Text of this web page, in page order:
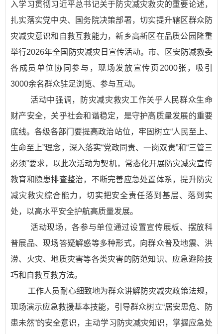
入学习贯彻习近平总书记关于防灾减灾救灾的重要论述，
扎实落实党中央、国务院决策部署，切实提升辖区群众防
灾减灾意识和自救互救能力，新乡高新区在品质公园隆重
举行2026年全国防灾减灾日宣传活动。市、区安防减救委
各成员单位协同参与，现场发放宣传页2000张，吸引
3000余名群众驻足浏览、参与互动。
活动中强调，防灾减灾救灾工作关乎人民群众生命
财产安全，关乎社会和谐稳定，是守护高质量发展的重要
底线。各级各部门要提高政治站位，牢固树立“人民至上、
生命至上”理念，深入落实“党政同责、一岗双责”和“三管三
必须”要求，以此次活动为契机，常态化开展防灾减灾宣传
教育和隐患排查整治，不断完善应急处置体系，提升防灾
减灾救灾综合能力，切实把安全责任落到基层、落到实
处，以高水平安全护航高质量发展。
活动现场，各参与单位通过设置宣传展板、摆放科
普展品、现场答疑解惑等多种形式，向群众普及地震、洪
涝、火灾、地质灾害等各类灾害的防范知识、应急避险技
巧和自救互救方法。
工作人员耐心细致地为群众讲解防灾减灾政策法规，
现场演示应急救援基本技能，引导群众树立“居安思危、防
患未然”的安全意识，主动学习防灾减灾知识，掌握应急处